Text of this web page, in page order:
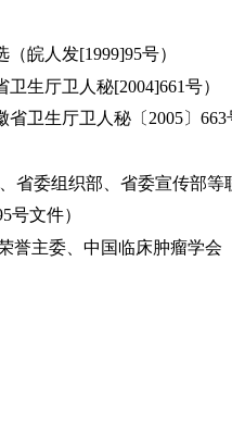
皖人发[1999]95号）
生厅卫人秘[2004]661号）
卫生厅卫人秘〔2005〕663
省委组织部、省委宣传部等
号文件）
主委、中国临床肿瘤学